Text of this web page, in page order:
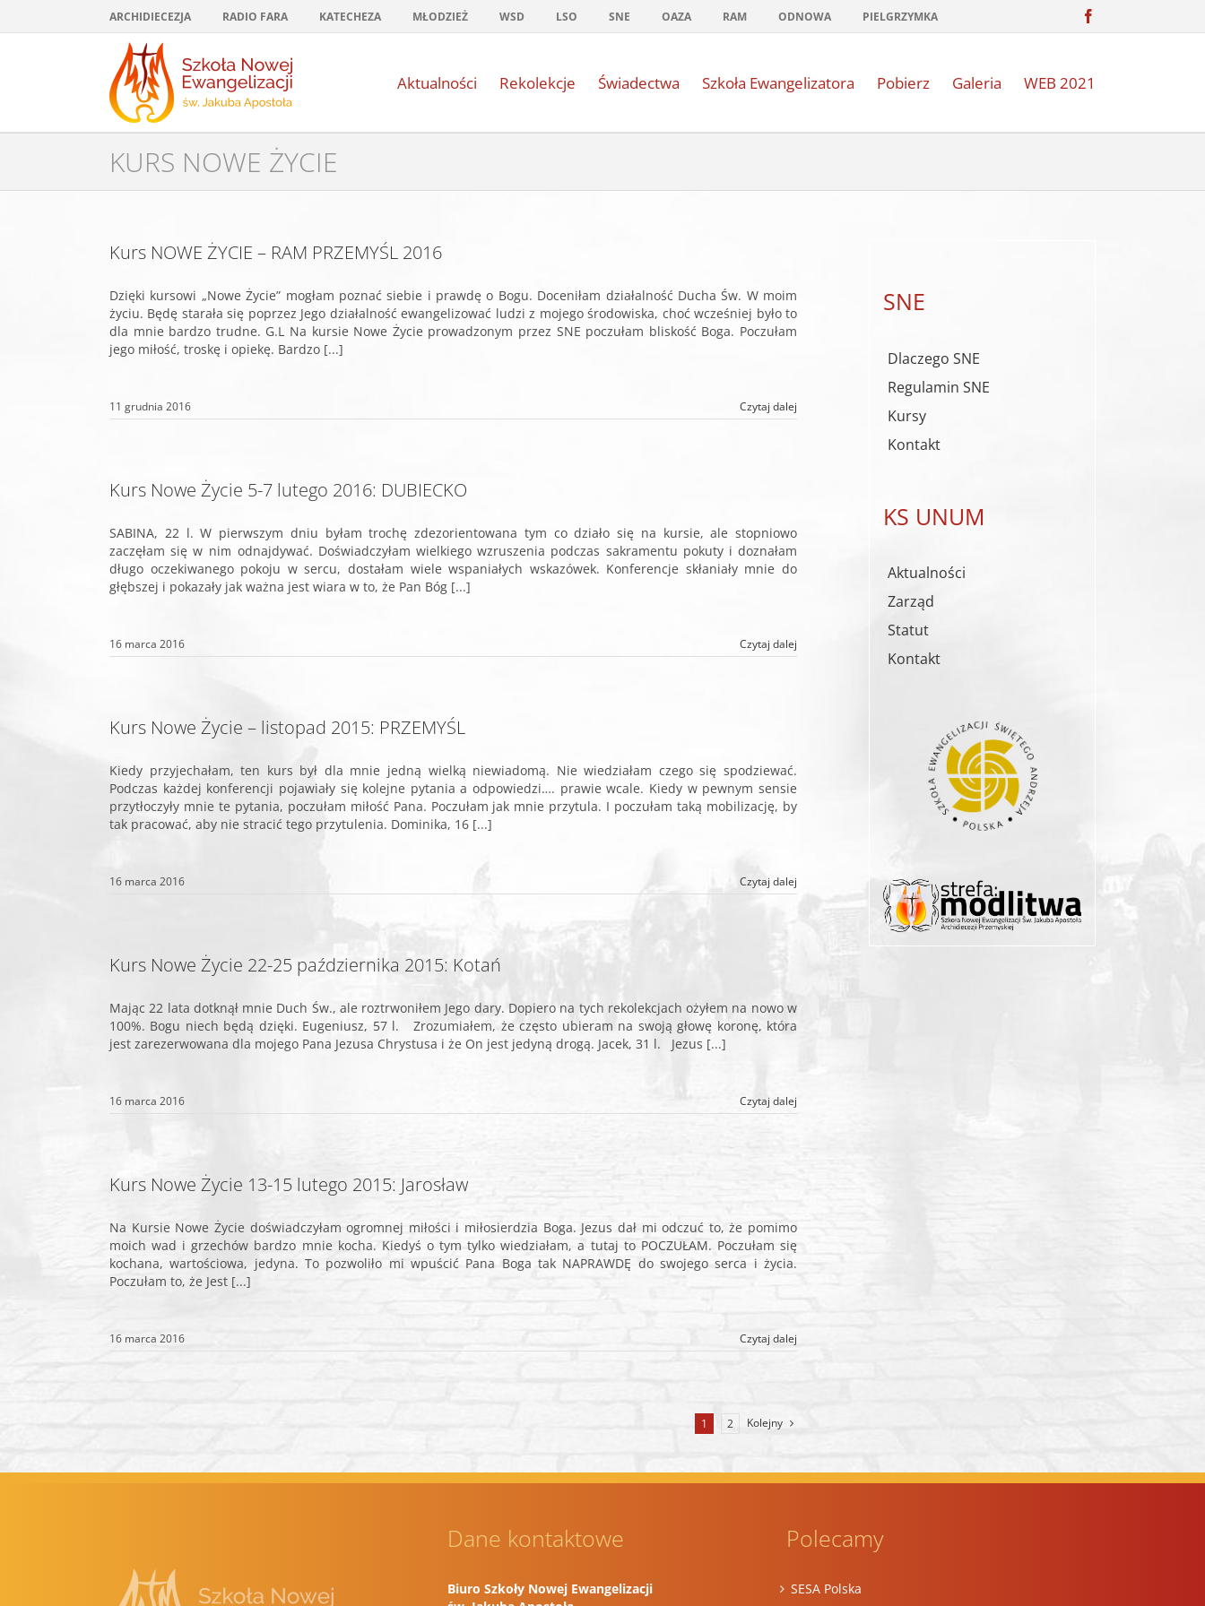
ARCHIDIECEZJA RADIO FARA KATECHEZA MŁODZIEŻ WSD LSO SNE OAZA RAM ODNOWA PIELGRZYMKA
Aktualności Rekolekcje Świadectwa Szkoła Ewangelizatora Pobierz Galeria WEB 2021
KURS NOWE ŻYCIE
Kurs NOWE ŻYCIE – RAM PRZEMYŚL 2016
Dzięki kursowi „Nowe Życie” mogłam poznać siebie i prawdę o Bogu. Doceniłam działalność Ducha Św. W moim
życiu. Będę starała się poprzez Jego działalność ewangelizować ludzi z mojego środowiska, choć wcześniej było to
dla mnie bardzo trudne. G.L Na kursie Nowe Życie prowadzonym przez SNE poczułam bliskość Boga. Poczułam
jego miłość, troskę i opiekę. Bardzo [...]
11 grudnia 2016 Czytaj dalej
Kurs Nowe Życie 5-7 lutego 2016: DUBIECKO
SABINA, 22 l. W pierwszym dniu byłam trochę zdezorientowana tym co działo się na kursie, ale stopniowo
zaczęłam się w nim odnajdywać. Doświadczyłam wielkiego wzruszenia podczas sakramentu pokuty i doznałam
długo oczekiwanego pokoju w sercu, dostałam wiele wspaniałych wskazówek. Konferencje skłaniały mnie do
głębszej i pokazały jak ważna jest wiara w to, że Pan Bóg [...]
16 marca 2016 Czytaj dalej
Kurs Nowe Życie – listopad 2015: PRZEMYŚL
Kiedy przyjechałam, ten kurs był dla mnie jedną wielką niewiadomą. Nie wiedziałam czego się spodziewać.
Podczas każdej konferencji pojawiały się kolejne pytania a odpowiedzi…. prawie wcale. Kiedy w pewnym sensie
przytłoczyły mnie te pytania, poczułam miłość Pana. Poczułam jak mnie przytula. I poczułam taką mobilizację, by
tak pracować, aby nie stracić tego przytulenia. Dominika, 16 [...]
16 marca 2016 Czytaj dalej
Kurs Nowe Życie 22-25 października 2015: Kotań
Mając 22 lata dotknął mnie Duch Św., ale roztrwoniłem Jego dary. Dopiero na tych rekolekcjach ożyłem na nowo w
100%. Bogu niech będą dzięki. Eugeniusz, 57 l. Zrozumiałem, że często ubieram na swoją głowę koronę, która
jest zarezerwowana dla mojego Pana Jezusa Chrystusa i że On jest jedyną drogą. Jacek, 31 l. Jezus [...]
16 marca 2016 Czytaj dalej
Kurs Nowe Życie 13-15 lutego 2015: Jarosław
Na Kursie Nowe Życie doświadczyłam ogromnej miłości i miłosierdzia Boga. Jezus dał mi odczuć to, że pomimo
moich wad i grzechów bardzo mnie kocha. Kiedyś o tym tylko wiedziałam, a tutaj to POCZUŁAM. Poczułam się
kochana, wartościowa, jedyna. To pozwoliło mi wpuścić Pana Boga tak NAPRAWDĘ do swojego serca i życia.
Poczułam to, że Jest [...]
16 marca 2016 Czytaj dalej
1 2 Kolejny
SNE
Dlaczego SNE
Regulamin SNE
Kursy
Kontakt
KS UNUM
Aktualności
Zarząd
Statut
Kontakt
Dane kontaktowe
Biuro Szkoły Nowej Ewangelizacji
Polecamy
SESA Polska